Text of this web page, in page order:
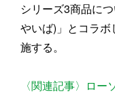
シリーズ3商品に
やいば)」とコラ
施する。
〈関連記事〉ロ